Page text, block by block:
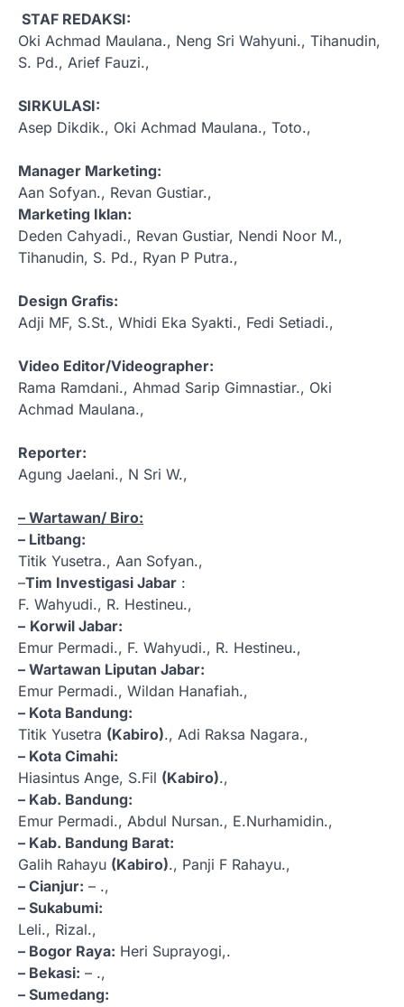
STAF REDAKSI:
Oki Achmad Maulana., Neng Sri Wahyuni., Tihanudin,
S. Pd., Arief Fauzi.,
SIRKULASI:
Asep Dikdik., Oki Achmad Maulana., Toto.,
Manager Marketing:
Aan Sofyan., Revan Gustiar.,
Marketing Iklan:
Deden Cahyadi., Revan Gustiar, Nendi Noor M.,
Tihanudin, S. Pd., Ryan P Putra.,
Design Grafis:
Adji MF, S.St., Whidi Eka Syakti., Fedi Setiadi.,
Video Editor/Videographer:
Rama Ramdani., Ahmad Sarip Gimnastiar., Oki
Achmad Maulana.,
Reporter:
Agung Jaelani., N Sri W.,
– Wartawan/ Biro:
– Litbang:
Titik Yusetra., Aan Sofyan.,
–Tim Investigasi Jabar :
F. Wahyudi., R. Hestineu.,
– Korwil Jabar:
Emur Permadi., F. Wahyudi., R. Hestineu.,
– Wartawan Liputan Jabar:
Emur Permadi., Wildan Hanafiah.,
– Kota Bandung:
Titik Yusetra (Kabiro)., Adi Raksa Nagara.,
– Kota Cimahi:
Hiasintus Ange, S.Fil (Kabiro).,
– Kab. Bandung:
Emur Permadi., Abdul Nursan., E.Nurhamidin.,
– Kab. Bandung Barat:
Galih Rahayu (Kabiro)., Panji F Rahayu.,
– Cianjur: – .,
– Sukabumi:
Leli., Rizal.,
– Bogor Raya: Heri Suprayogi,.
– Bekasi: – .,
– Sumedang: